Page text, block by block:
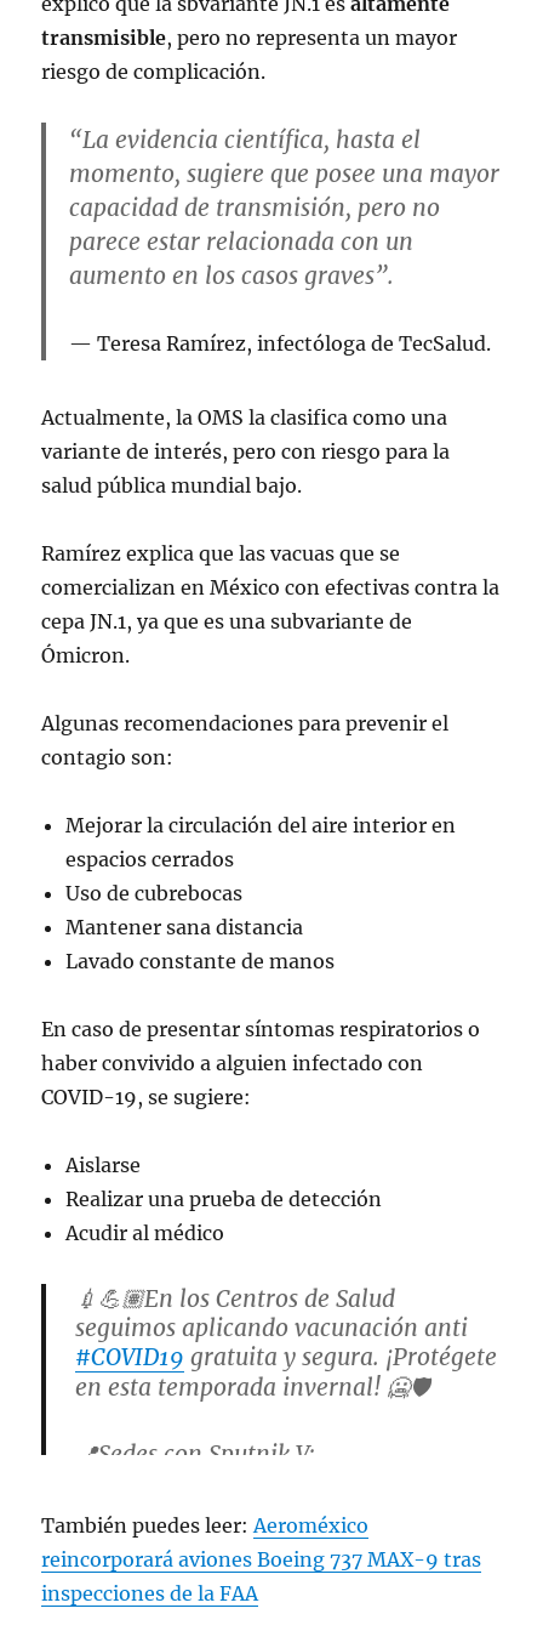
transmisible, pero no representa un mayor
riesgo de complicación.
“La evidencia científica, hasta el
momento, sugiere que posee una mayor
capacidad de transmisión, pero no
parece estar relacionada con un
aumento en los casos graves”.
Teresa Ramírez, infectóloga de TecSalud.
Actualmente, la OMS la clasifica como una
variante de interés, pero con riesgo para la
salud pública mundial bajo.
Ramírez explica que las vacuas que se
comercializan en México con efectivas contra la
cepa JN.1, ya que es una subvariante de
Ómicron.
Algunas recomendaciones para prevenir el
contagio son:
Mejorar la circulación del aire interior en
espacios cerrados
Uso de cubrebocas
Mantener sana distancia
Lavado constante de manos
En caso de presentar síntomas respiratorios o
haber convivido a alguien infectado con
COVID-19, se sugiere:
Aislarse
Realizar una prueba de detección
Acudir al médico
💉💪🏽En los Centros de Salud
seguimos aplicando vacunación anti
#COVID19 gratuita y segura. ¡Protégete
en esta temporada invernal! 🥶🛡️
📍Sedes con Sputnik V:
📍En unidades T-II y T-III contamos
con Abdala:https://t.co/bmcmSMzHfZ
pic.twitter.com/R58JkPpp8j
También puedes leer:Aeroméxico
reincorporará aviones Boeing 737 MAX-9 tras
inspecciones de la FAA